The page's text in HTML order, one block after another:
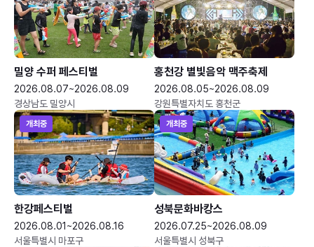
밀양 수퍼 페스티벌
2026.08.07~2026.08.09
경상남도 밀양시
홍천강 별빛음악 맥주축제
2026.08.05~2026.08.09
강원특별자치도 홍천군
개최중
한강페스티벌
2026.08.01~2026.08.16
서울특별시 마포구
개최중
성북문화바캉스
2026.07.25~2026.08.09
서울특별시 성북구